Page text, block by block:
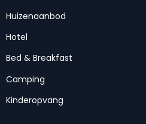
Huizenaanbod
Hotel
Bed & Breakfast
Camping
Kinderopvang